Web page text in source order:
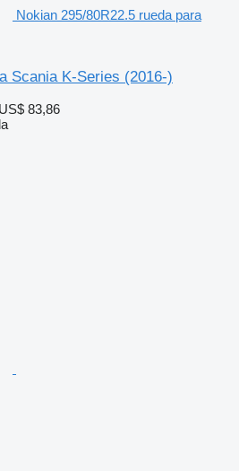
Nokian 295/80R22.5 rueda para
Scania K-Series (2016-)
83,86